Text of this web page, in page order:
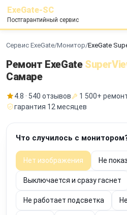
ExeGate-SC
Постгарантийный сервис
Сервис ExeGate/Монитор/ExeGate
Ремонт ExeGate
Самаре
4.8 · 540 отзывов
1 500+
гарантия 12 месяцев
Что случилось с
Нет изображения Не
Выключается и сразу гаснет
Не работает подсветка